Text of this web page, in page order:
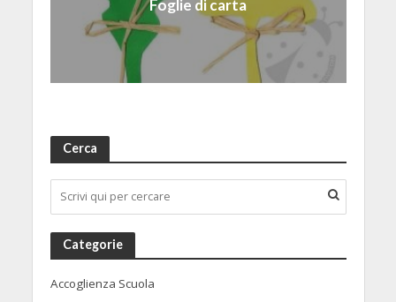
Foglie di carta
Cerca
Categorie
Accoglienza Scuola